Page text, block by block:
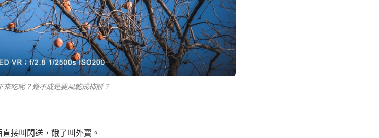
吃呢？難不成是要風乾成柿餅？
接叫閃送，餓了叫外賣。